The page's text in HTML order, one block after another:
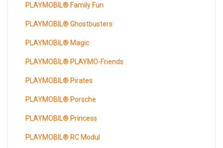
PLAYMOBIL® Family Fun
PLAYMOBIL® Ghostbusters
PLAYMOBIL® Magic
PLAYMOBIL® PLAYMO-Friends
PLAYMOBIL® Pirates
PLAYMOBIL® Porsche
PLAYMOBIL® Princess
PLAYMOBIL® RC Modul